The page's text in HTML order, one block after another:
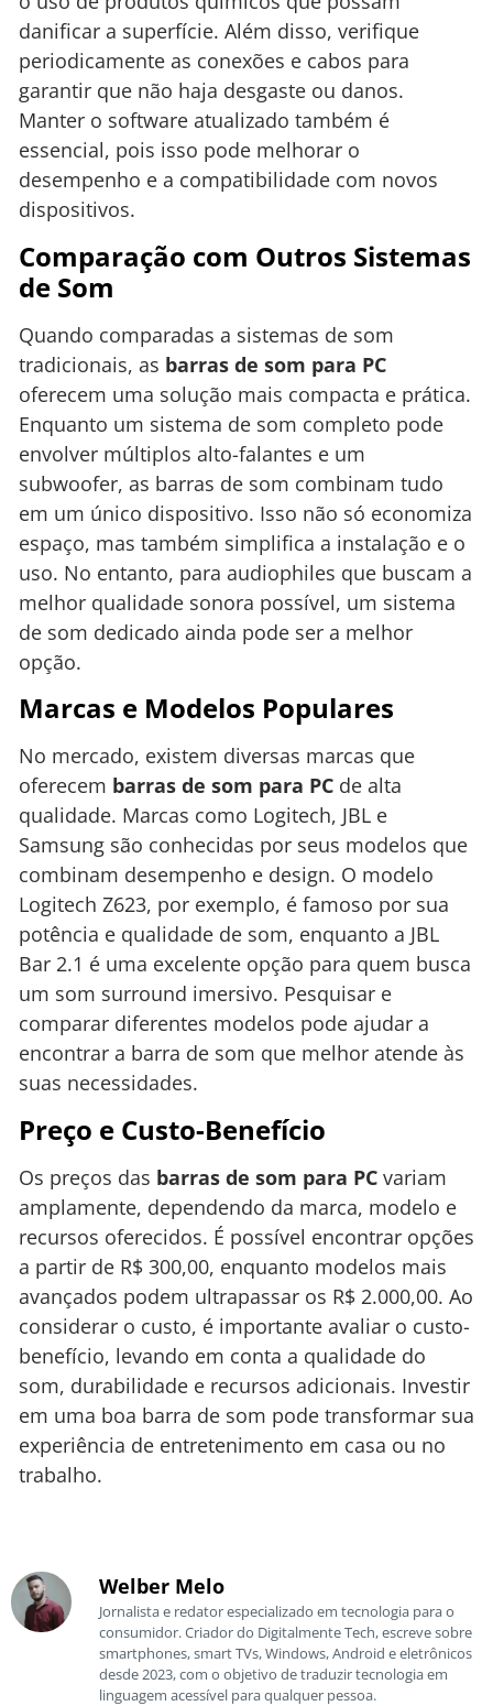
danificar a superfície. Além disso, verifique
periodicamente as conexões e cabos para
garantir que não haja desgaste ou danos.
Manter o software atualizado também é
essencial, pois isso pode melhorar o
desempenho e a compatibilidade com novos
dispositivos.
Comparação com Outros Sistemas
de Som
Quando comparadas a sistemas de som
tradicionais, as barras de som para PC
oferecem uma solução mais compacta e prática.
Enquanto um sistema de som completo pode
envolver múltiplos alto-falantes e um
subwoofer, as barras de som combinam tudo
em um único dispositivo. Isso não só economiza
espaço, mas também simplifica a instalação e o
uso. No entanto, para audiophiles que buscam a
melhor qualidade sonora possível, um sistema
de som dedicado ainda pode ser a melhor
opção.
Marcas e Modelos Populares
No mercado, existem diversas marcas que
oferecem barras de som para PC de alta
qualidade. Marcas como Logitech, JBL e
Samsung são conhecidas por seus modelos que
combinam desempenho e design. O modelo
Logitech Z623, por exemplo, é famoso por sua
potência e qualidade de som, enquanto a JBL
Bar 2.1 é uma excelente opção para quem busca
um som surround imersivo. Pesquisar e
comparar diferentes modelos pode ajudar a
encontrar a barra de som que melhor atende às
suas necessidades.
Preço e Custo-Benefício
Os preços das barras de som para PC variam
amplamente, dependendo da marca, modelo e
recursos oferecidos. É possível encontrar opções
a partir de R$ 300,00, enquanto modelos mais
avançados podem ultrapassar os R$ 2.000,00. Ao
considerar o custo, é importante avaliar o custo-
benefício, levando em conta a qualidade do
som, durabilidade e recursos adicionais. Investir
em uma boa barra de som pode transformar sua
experiência de entretenimento em casa ou no
trabalho.
Welber Melo
Jornalista e redator especializado em tecnologia para o
consumidor. Criador do Digitalmente Tech, escreve sobre
smartphones, smart TVs, Windows, Android e eletrônicos
desde 2023, com o objetivo de traduzir tecnologia em
linguagem acessível para qualquer pessoa.